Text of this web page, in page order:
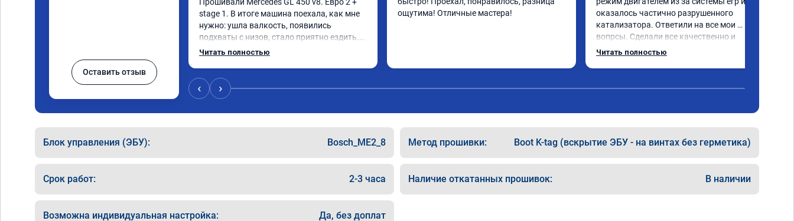
Оставить отзыв
stage 1. В итоге машина поехала, как мне
нужно: ушла валкость, появились
подхваты с низов, стало приятно ездить.
Одни из лучших трат, в авто! 🔥
Читать полностью
ощутима! Отличные мастера!
оказалось частично разрушенного
катализатора. Ответили на все мои
вопрсы. Сделали все качественно и
несмотря на конец рабочего дня
Читать полностью
‹ ›
Блок управления (ЭБУ): Bosch_ME2_8 Метод прошивки: Boot K-tag (вскрытие ЭБУ - на винтах без герметика)
Срок работ: 2-3 часа Наличие откатанных прошивок: В наличии
Возможна индивидуальная настройка: Да, без доплат